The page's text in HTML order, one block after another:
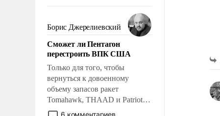
сложна и амбициозна. Однако
и ее реализация радикально
поднимет наши боевые
возможности.
Борис Джерелиевский
Сможет ли Пентагон
перестроить ВПК США
Только для того, чтобы
вернуться к довоенному
объему запасов ракет
Tomahawk, THAAD и Patriot
США потребуется более трех
6 комментариев